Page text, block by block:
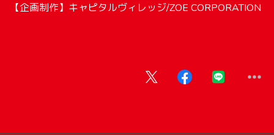
【企画制作】キャピタルヴィレッジ/ZOE CORPORATION